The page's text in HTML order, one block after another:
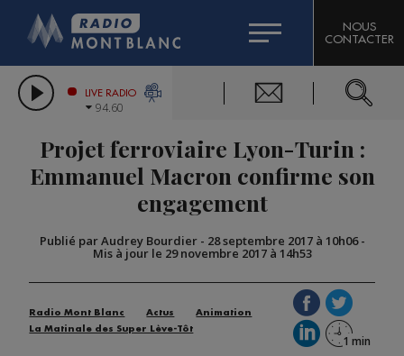
LES CHRONIQUES DE L'EXPERT
CITIZEN MACHINERY
GRAND MASSIF DOMAINES SKIABLES
BIGARD
COMPAGNIE DU MONT-BLANC
NOUS
CONTACTER
LIVE RADIO
94.60
Projet ferroviaire Lyon-Turin :
Emmanuel Macron confirme son
engagement
Publié par Audrey Bourdier- 28 septembre 2017 à 10h06-
Mis à jour le 29 novembre 2017 à 14h53
Radio Mont Blanc Actus
Animation
La Matinale des Super Lève-Tôt